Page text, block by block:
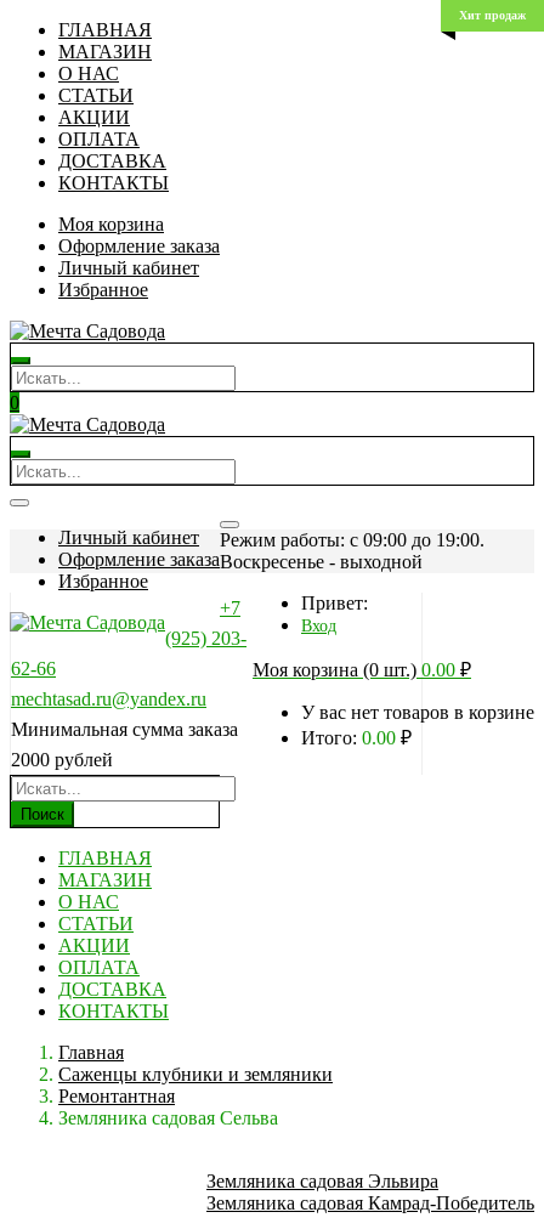
ГЛАВНАЯ
МАГАЗИН
О НАС
СТАТЬИ
АКЦИИ
ОПЛАТА
ДОСТАВКА
КОНТАКТЫ
Моя корзина
Оформление заказа
Личный кабинет
Избранное
0
Личный кабинет
Оформление заказа
Избранное
Режим работы: c 09:00 до 19:00.
Воскресенье - выходной
Привет:
Вход
Моя корзина (0 шт.) 0.00 ₽
У вас нет товаров в корзине
Итого: 0.00 ₽
+7
(925) 203-
62-66
mechtasad.ru@yandex.ru
Минимальная сумма заказа
2000 рублей
Поиск
ГЛАВНАЯ
МАГАЗИН
О НАС
СТАТЬИ
АКЦИИ
ОПЛАТА
ДОСТАВКА
КОНТАКТЫ
Главная
Саженцы клубники и земляники
Ремонтантная
Земляника садовая Сельва
Земляника садовая Эльвира
Земляника садовая Камрад-Победитель
Хит продаж